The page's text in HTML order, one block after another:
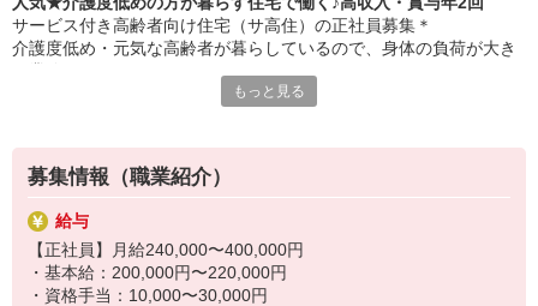
サービス付き高齢者向け住宅（サ高住）の正社員募集＊
介護度低め・元気な高齢者が暮らしているので、身体の負荷が大き
・日常生活の相談を受ける
・環境整備
・必要に応じた介助 など
サ高住の勤務経験がなくても高月給でスタート可能◎昇給と賞与も
あります◎
もっと見る
募集情報（職業紹介）
給与
【正社員】月給240,000〜400,000円
・基本給：200,000円〜220,000円
・資格手当：10,000〜30,000円